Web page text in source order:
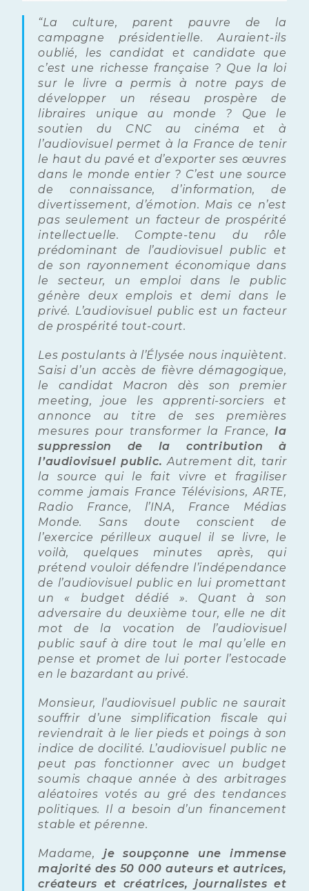
“La culture, parent pauvre de la
campagne présidentielle. Auraient-ils
oublié, les candidat et candidate que
c’est une richesse française ? Que la loi
sur le livre a permis à notre pays de
développer un réseau prospère de
libraires unique au monde ? Que le
soutien du CNC au cinéma et à
l’audiovisuel permet à la France de tenir
le haut du pavé et d’exporter ses œuvres
dans le monde entier ? C’est une source
de connaissance, d’information, de
divertissement, d’émotion. Mais ce n’est
pas seulement un facteur de prospérité
intellectuelle. Compte-tenu du rôle
prédominant de l’audiovisuel public et
de son rayonnement économique dans
le secteur, un emploi dans le public
génère deux emplois et demi dans le
privé. L’audiovisuel public est un facteur
de prospérité tout-court.
Les postulants à l’Élysée nous inquiètent.
Saisi d’un accès de fièvre démagogique,
le candidat Macron dès son premier
meeting, joue les apprenti-sorciers et
annonce au titre de ses premières
mesures pour transformer la France,la
suppression de la contribution à
l’audiovisuel public.Autrement dit, tarir
la source qui le fait vivre et fragiliser
comme jamais France Télévisions, ARTE,
Radio France, l’INA, France Médias
Monde. Sans doute conscient de
l’exercice périlleux auquel il se livre, le
voilà, quelques minutes après, qui
prétend vouloir défendre l’indépendance
de l’audiovisuel public en lui promettant
un « budget dédié ». Quant à son
adversaire du deuxième tour, elle ne dit
mot de la vocation de l’audiovisuel
public sauf à dire tout le mal qu’elle en
pense et promet de lui porter l’estocade
en le bazardant au privé.
Monsieur, l’audiovisuel public ne saurait
souffrir d’une simplification fiscale qui
reviendrait à le lier pieds et poings à son
indice de docilité. L’audiovisuel public ne
peut pas fonctionner avec un budget
soumis chaque année à des arbitrages
aléatoires votés au gré des tendances
politiques. Il a besoin d’un financement
stable et pérenne.
Madame, je soupçonne une immense
majorité des 50 000 auteurs et autrices,
créateurs et créatrices, journalistes et